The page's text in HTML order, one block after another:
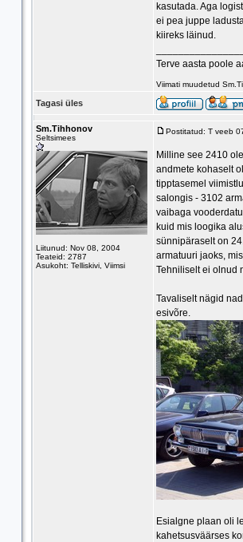
kasutada. Aga
ei pea juppe
kiireks läinud.
Terve aasta poole
Viimati muudetud
Tagasi üles
Sm.Tihhonov
Seltsimees
Liitunud: Nov 08, 2004
Teateid: 2787
Asukoht: Telliskivi, Viimsi
Postitatud: T veeb
Milline see 2410
andmete kohaselt
tipptasemel
salongis - 3102
vaibaga
kuid mis loogika
sünnipäraselt on
armatuuri jaoks,
Tehniliselt ei olnud
Tavaliselt nägid
esivõre.
Esialgne plaan oli
kahetsusväärses